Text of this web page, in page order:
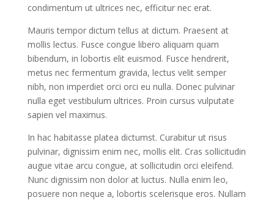
condimentum ut ultrices nec, efficitur nec erat.
Mauris tempor dictum tellus at dictum. Praesent at
mollis lectus. Fusce congue libero aliquam quam
bibendum, in lobortis elit euismod. Fusce hendrerit,
metus nec fermentum gravida, lectus velit semper
nibh, non imperdiet orci orci eu nulla. Donec pulvinar
nulla eget vestibulum ultrices. Proin cursus vulputate
sapien vel maximus.
In hac habitasse platea dictumst. Curabitur ut risus
pulvinar, dignissim enim nec, mollis elit. Cras sollicitudin
augue vitae arcu congue, at sollicitudin orci eleifend.
Nunc dignissim non dolor at luctus. Nulla enim leo,
posuere non neque a, lobortis scelerisque eros. Nullam